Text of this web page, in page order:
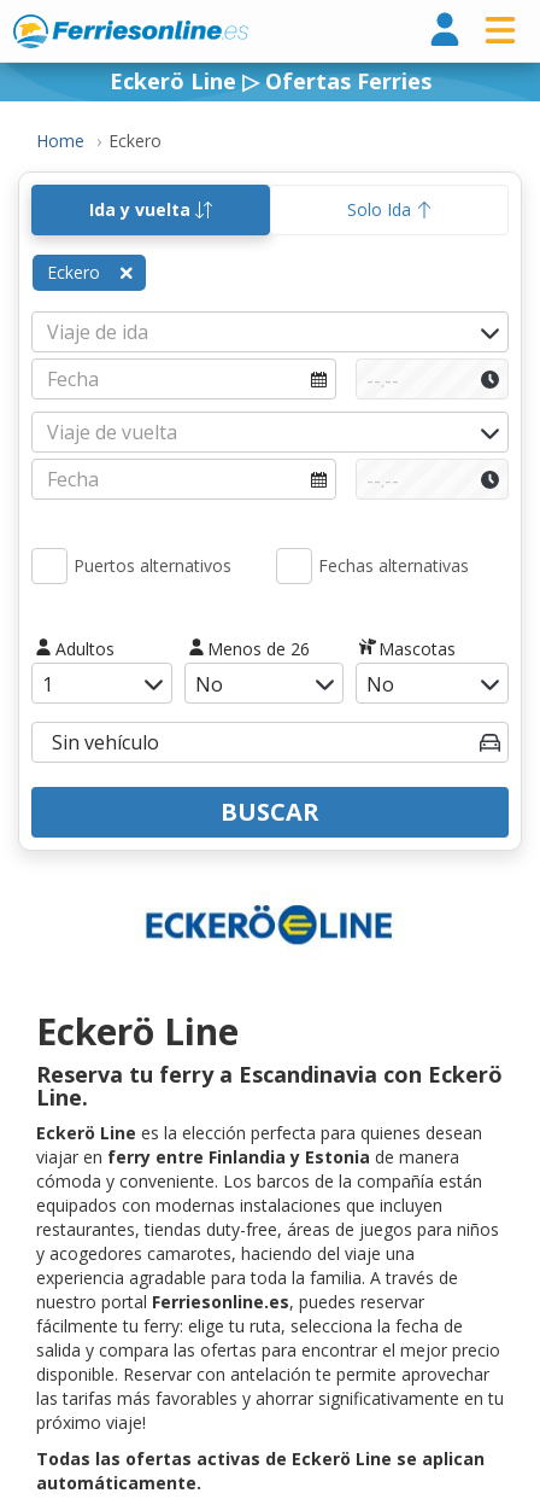
Eckerö Line ▷ Ofertas Ferries
Home Eckero
Ida y vuelta Solo Ida
Eckero
Puertos alternativos Fechas alternativas
Adultos Menos de 26 Mascotas
BUSCAR
Eckerö Line
Reserva tu ferry a Escandinavia con Eckerö
Line.
Eckerö Line es la elección perfecta para quienes desean
viajar en ferry entre Finlandia y Estonia de manera
cómoda y conveniente. Los barcos de la compañía están
equipados con modernas instalaciones que incluyen
restaurantes, tiendas duty-free, áreas de juegos para niños
y acogedores camarotes, haciendo del viaje una
experiencia agradable para toda la familia. A través de
nuestro portal Ferriesonline.es, puedes reservar
fácilmente tu ferry: elige tu ruta, selecciona la fecha de
salida y compara las ofertas para encontrar el mejor precio
disponible. Reservar con antelación te permite aprovechar
las tarifas más favorables y ahorrar significativamente en tu
próximo viaje!
Todas las ofertas activas de Eckerö Line se aplican
automáticamente.